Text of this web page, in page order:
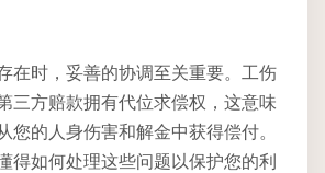
在时，妥善的协调至关重要。工伤
三方赔款拥有代位求偿权，这意味
您的人身伤害和解金中获得偿付。
得如何处理这些问题以保护您的利